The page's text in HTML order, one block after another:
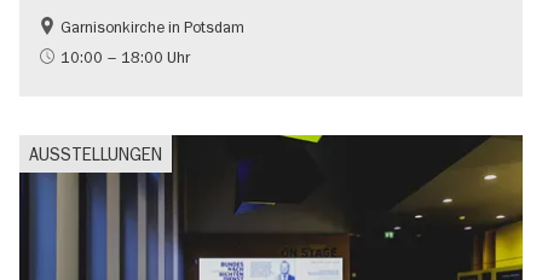
Geschichte
Brandenburg
Garnisonkirche in Potsdam
10:00 – 18:00 Uhr
AUSSTELLUNGEN